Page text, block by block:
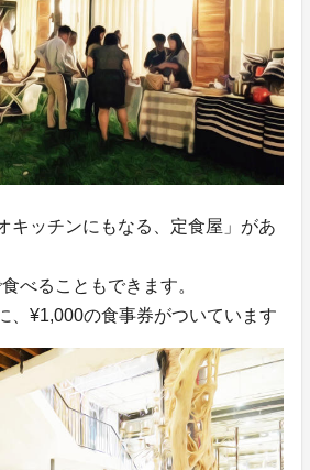
キッチンにもなる、定食屋」があ
べることもできます。
、¥1,000の食事券がついています